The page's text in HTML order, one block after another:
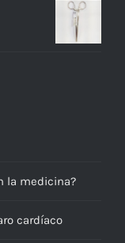
la medicina?
cardíaco